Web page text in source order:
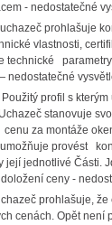
- nedostatečné
prohlašuje
vlastnosti,
technické
nedostatečné
profil s
stanovuje
za montáže
provést
její jednotlivé Části.
ceny -
prohlašuje,
cenách. Opět není